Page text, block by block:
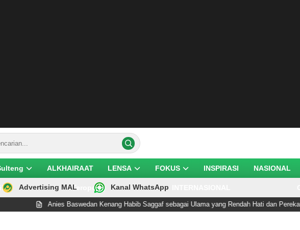
ALKHAIRAAT LENSA FOKUS INSPIRASI NASIONAL
Teropong
Advertising MAL Kanal WhatsApp
Anies Baswedan Kenang Habib Saggaf sebagai Ulama yang Rendah Hati dan Perekat Umat